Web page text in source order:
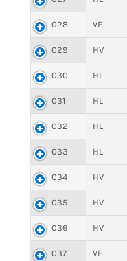
028 VE
029 HV
030 HL
031 HL
032 HL
033 HL
034 HV
035 HV
036 HV
037 VE